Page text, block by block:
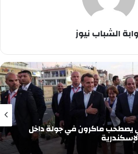
الشباب نيوز
يصطحب ماكرون في جولة داخل